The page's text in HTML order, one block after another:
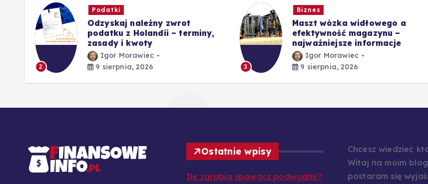
2
Podatki
Odzyskaj należny zwrot
podatku z Holandii – terminy,
zasady i kwoty
Igor Morawiec
9 sierpnia, 2026
3
Biznes
Maszt wózka widłowego a
efektywność magazynu –
najważniejsze informacje
Igor Morawiec
9 sierpnia, 2026
Ostatnie wpisy
Ile zarabia spawacz podwodny?
Chcesz wiedzieć
Witaj na moim
postaram się